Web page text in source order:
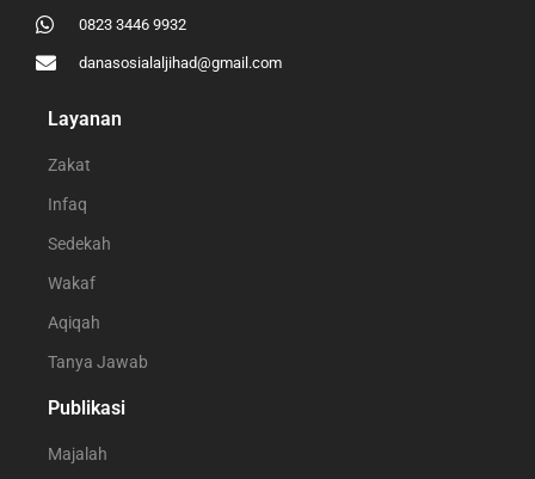
0823 3446 9932
danasosialaljihad@gmail.com
Layanan
Zakat
Infaq
Sedekah
Wakaf
Aqiqah
Tanya Jawab
Publikasi
Majalah